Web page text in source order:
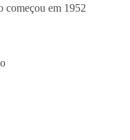
começou em 1952